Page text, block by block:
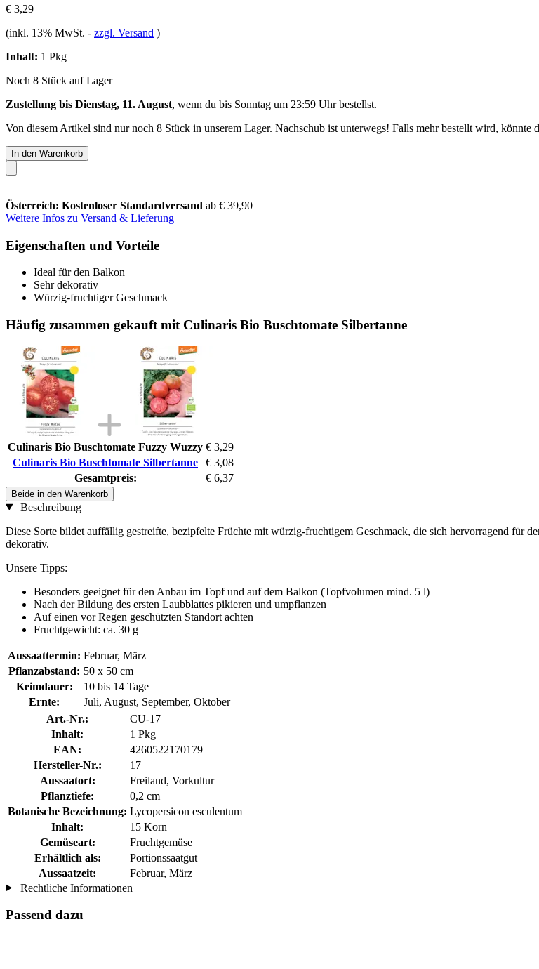
€ 3,29
(inkl. 13% MwSt. - zzgl. Versand )
Inhalt: 1 Pkg
Noch 8 Stück auf Lager
Zustellung bis Dienstag, 11. August, wenn du bis Sonntag um 23:59 Uhrbestellst.
Von diesem Artikel sind nur noch 8 Stück in unserem Lager. Nachschub ist unterwegs! Falls mehr bestellt wird, könnte
In den Warenkorb
Österreich: Kostenloser Standardversand ab € 39,90
Weitere Infos zu Versand & Lieferung
Eigenschaften und Vorteile
Ideal für den Balkon
Sehr dekorativ
Würzig-fruchtiger Geschmack
Häufig zusammen gekauft mit Culinaris Bio Buschtomate Silbertanne
Culinaris Bio Buschtomate Fuzzy Wuzzy € 3,29
Culinaris Bio Buschtomate Silbertanne
€ 3,08
Gesamtpreis:
€ 6,37
Beide in den Warenkorb
Beschreibung
Diese Sorte bildet auffällig gestreifte, bezipfelte Früchte mit würzig-fruchtigem Geschmack, die sich hervorragend für
dekorativ.
Unsere Tipps:
Besonders geeignet für den Anbau im Topf und auf dem Balkon (Topfvolumen mind. 5 l)
Nach der Bildung des ersten Laubblattes pikieren und umpflanzen
Auf einen vor Regen geschützten Standort achten
Fruchtgewicht: ca. 30 g
Aussaattermin: Februar, März
Pflanzabstand: 50 x 50 cm
Keimdauer:
10 bis 14 Tage
Ernte:
Juli, August, September, Oktober
Art.-Nr.:
CU-17
Inhalt:
1 Pkg
EAN:
4260522170179
Hersteller-Nr.:
17
Aussaatort:
Freiland, Vorkultur
Pflanztiefe:
0,2 cm
Botanische Bezeichnung: Lycopersicon esculentum
Inhalt:
15 Korn
Gemüseart:
Fruchtgemüse
Erhältlich als:
Portionssaatgut
Aussaatzeit:
Februar, März
Rechtliche Informationen
Passend dazu